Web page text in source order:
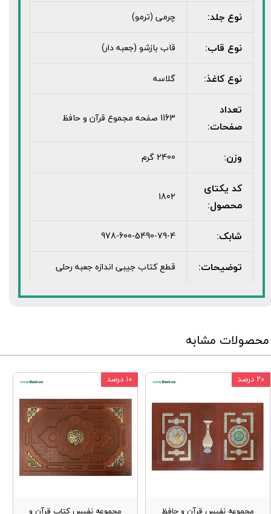
نوع جلد: چرمی (ترمو)
نوع قاب: قاب بازشو (جعبه دار)
نوع کاغذ: گلاسه
تعداد
صفحات:
1163 صفحه مجموع قرآن و حافظ
وزن: 2400 گرم
کد یکتای
محصول:
1802
شابک: 978-600-5490-79-4
توضیحات: قطع کتاب جیبی اندازه جعبه رحلی
محصولات مشابه
مجموعه نفیس قرآن و حافظ
۲۰ درصد
مجموعه نفیس کتاب قرآن و
۱۰ درصد